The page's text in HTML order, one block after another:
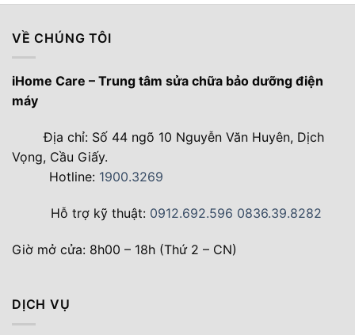
VỀ CHÚNG TÔI
iHome Care – Trung tâm sửa chữa bảo dưỡng điện
máy
Địa chỉ: Số 44 ngõ 10 Nguyễn Văn Huyên, Dịch
Vọng, Cầu Giấy.
Hotline: 1900.3269
Hỗ trợ kỹ thuật: 0912.692.596 0836.39.8282
Giờ mở cửa: 8h00 – 18h (Thứ 2 – CN)
DỊCH VỤ